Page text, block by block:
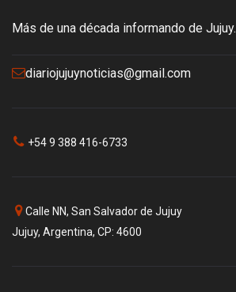
Más de una década informando de Jujuy.
diariojujuynoticias@gmail.com
+54 9 388 416-6733
Calle NN, San Salvador de Jujuy
Jujuy, Argentina, CP: 4600